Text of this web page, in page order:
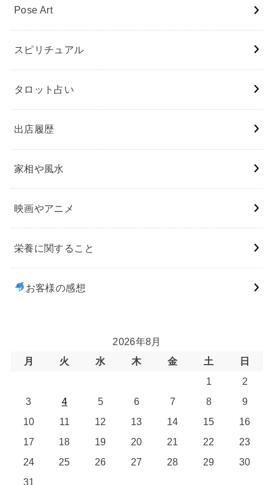
Pose Art
スピリチュアル
タロット占い
出店履歴
家相や風水
映画やアニメ
栄養に関すること
お客様の感想
2026年8月
月
火 水 木 金 土
日
1
2
3
4 5 6 7 8
9
10
11 12 13 14 15
16
17
18 19 20 21 22
23
24
25 26 27 28 29
30
31